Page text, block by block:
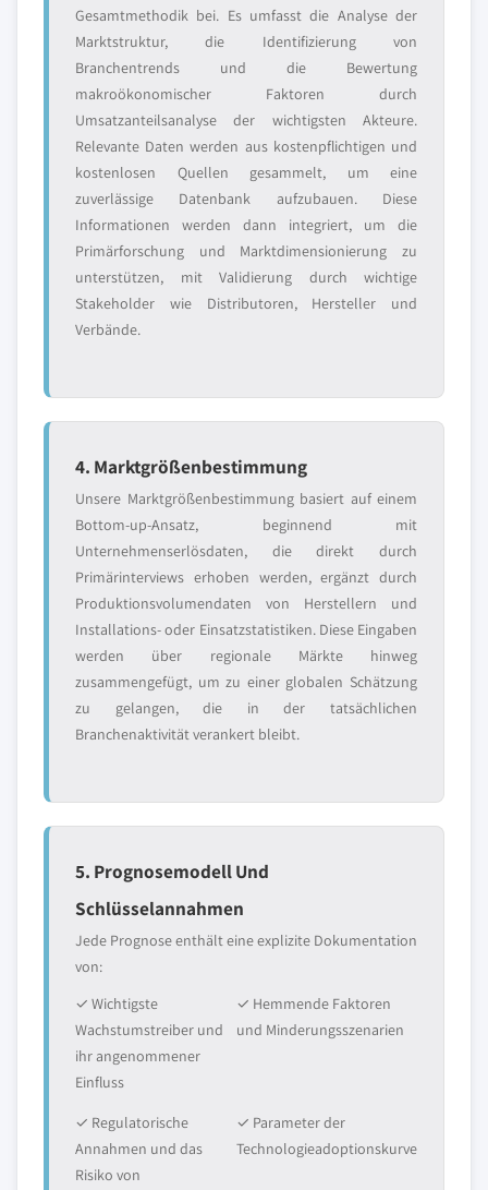
Gesamtmethodik bei. Es umfasst die Analyse der
Marktstruktur, die Identifizierung von
Branchentrends und die Bewertung
makroökonomischer Faktoren durch
Umsatzanteilsanalyse der wichtigsten Akteure.
Relevante Daten werden aus kostenpflichtigen und
kostenlosen Quellen gesammelt, um eine
zuverlässige Datenbank aufzubauen. Diese
Informationen werden dann integriert, um die
Primärforschung und Marktdimensionierung zu
unterstützen, mit Validierung durch wichtige
Stakeholder wie Distributoren, Hersteller und
Verbände.
4. Marktgrößenbestimmung
Unsere Marktgrößenbestimmung basiert auf einem
Bottom-up-Ansatz, beginnend mit
Unternehmenserlösdaten, die direkt durch
Primärinterviews erhoben werden, ergänzt durch
Produktionsvolumendaten von Herstellern und
Installations- oder Einsatzstatistiken. Diese Eingaben
werden über regionale Märkte hinweg
zusammengefügt, um zu einer globalen Schätzung
zu gelangen, die in der tatsächlichen
Branchenaktivität verankert bleibt.
5. Prognosemodell Und
Schlüsselannahmen
Jede Prognose enthält eine explizite Dokumentation
von:
✓ Wichtigste
Wachstumstreiber und
ihr angenommener
Einfluss
✓ Hemmende Faktoren
und Minderungsszenarien
✓ Regulatorische
Annahmen und das
Risiko von
✓ Parameter der
Technologieadoptionskurve